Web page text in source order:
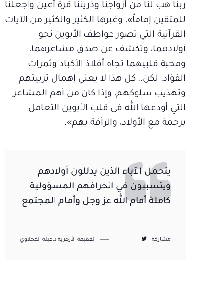
ربنا هب لنا من أزواجنا وذريتنا قرة أعين واجعلنا
للمتقين إماماً»، وغيرها الكثير والكثير من الآيات
القرآنية التي تصور عواطف الأبوين نحو
أولادهما، وتكشف عن صدق مشاعرهما،
ومحبة قلبيهما تجاه أفلاذ الأكباد وثمرات
الفؤاد. لكن.. كل هذا لا يعني إهمال تربيتهم
وتهذيب سلوكهم، وإذا كان من أهم المشاعر
التي أودعها الله فى قلب الأبوين التعامل
برحمة مع الأولاد، والرأفة بهم».
يتحمل الآباء الذين يدللون أولادهم
ويتسببون في انحرافهم المسؤولية
كاملة أمام الله عز وجل وأمام المجتمع
مشاركة الفقيهة الأزهرية د.عبلة الكحلاوي